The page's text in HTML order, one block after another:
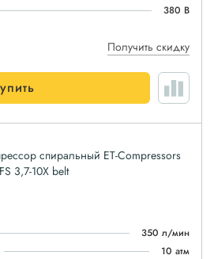
380 В
Получить скидку
спиральный ET-Compressors
3,7-10X belt
350 л/мин
10 атм